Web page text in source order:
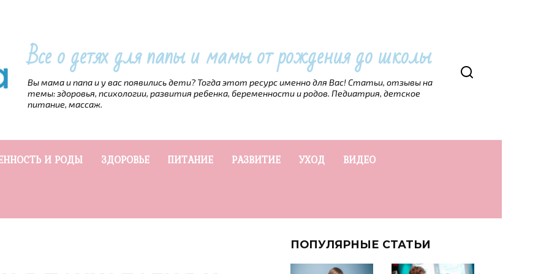
Все о детях для папы и мамы от рождения до школы
Вы мама и папа и у вас появились дети? Тогда этот ресурс именно для Вас! Статьи, отзывы на
темы: здоровья, психологии, развития ребенка, беременности и родов. Педиатрия, детское
питание, массаж.
И РОДЫ ЗДОРОВЬЕ ПИТАНИЕ РАЗВИТИЕ УХОД ВИДЕО
ПОПУЛЯРНЫЕ СТАТЬИ